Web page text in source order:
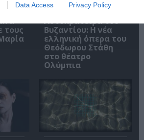
Data Access Privacy Policy
του
τους
Θεοδώρα,
Αυτοκράτειρα του
Βυζαντίου: Η νέα
ελληνική όπερα του
Θεόδωρου Στάθη
στο θέατρο
Ολύμπια